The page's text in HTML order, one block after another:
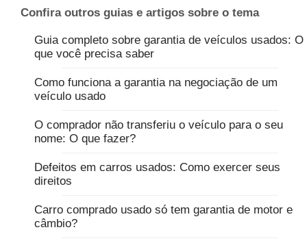
Confira outros guias e artigos sobre o tema
Guia completo sobre garantia de veículos usados: O
que você precisa saber
Como funciona a garantia na negociação de um
veículo usado
O comprador não transferiu o veículo para o seu
nome: O que fazer?
Defeitos em carros usados: Como exercer seus
direitos
Carro comprado usado só tem garantia de motor e
câmbio?